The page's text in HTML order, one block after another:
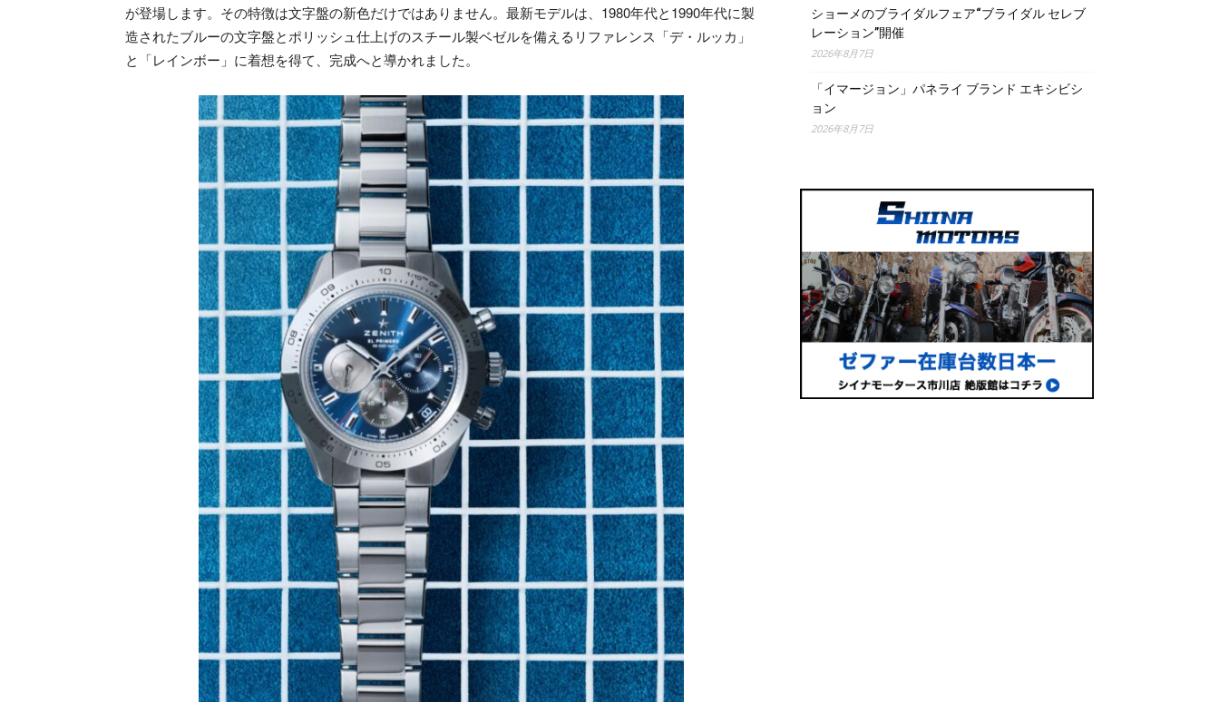
が登場します。その特徴は文字盤の新色だけではありません。最新モデルは、1980年代と1990年代に製
造されたブルーの文字盤とポリッシュ仕上げのスチール製ベゼルを備えるリファレンス「デ・ルッカ」
と「レインボー」に着想を得て、完成へと導かれました。
ショーメのブライダルフェア“ブライダル セレブ
レーション”開催
2026年8月7日
「イマージョン」パネライ ブランド エキシビシ
ョン
2026年8月7日